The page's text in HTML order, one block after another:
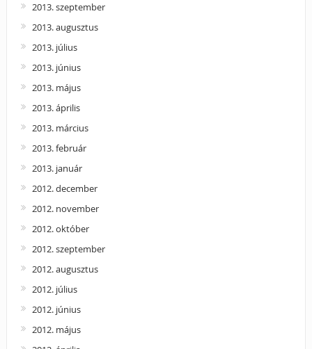
2013. szeptember
2013. augusztus
2013. július
2013. június
2013. május
2013. április
2013. március
2013. február
2013. január
2012. december
2012. november
2012. október
2012. szeptember
2012. augusztus
2012. július
2012. június
2012. május